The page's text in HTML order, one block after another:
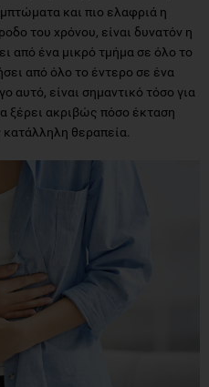
και πιο ελαφριά η
του χρόνου, είναι δυνατόν η
από ένα μικρό τμήμα σε όλο το
από όλο το έντερο σε ένα
αυτό, είναι σημαντικό τόσο για
ξέρει ακριβώς πόσο έκταση
κατάλληλη θεραπεία.